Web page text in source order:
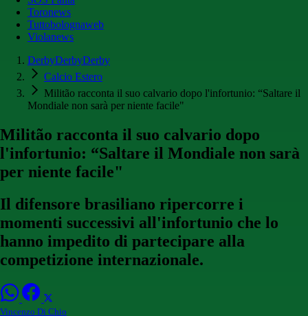
Toronews
Tuttobolognaweb
Violanews
DerbyDerbyDerby
Calcio Estero
Militão racconta il suo calvario dopo l'infortunio: “Saltare il
Mondiale non sarà per niente facile"
Militão racconta il suo calvario dopo
l'infortunio: “Saltare il Mondiale non sarà
per niente facile"
Il difensore brasiliano ripercorre i
momenti successivi all'infortunio che lo
hanno impedito di partecipare alla
competizione internazionale.
Vincenzo Di Chio